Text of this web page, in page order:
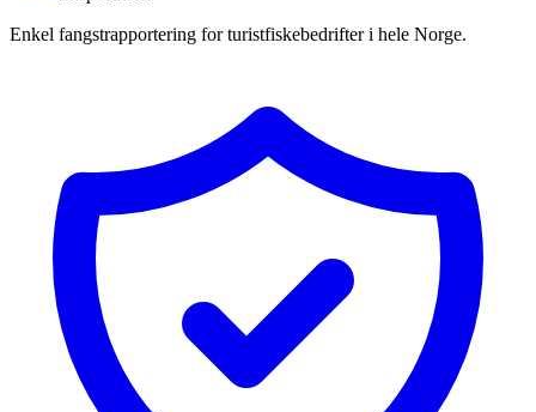
Enkel fangstrapportering for turistfiskebedrifter i hele Norge.